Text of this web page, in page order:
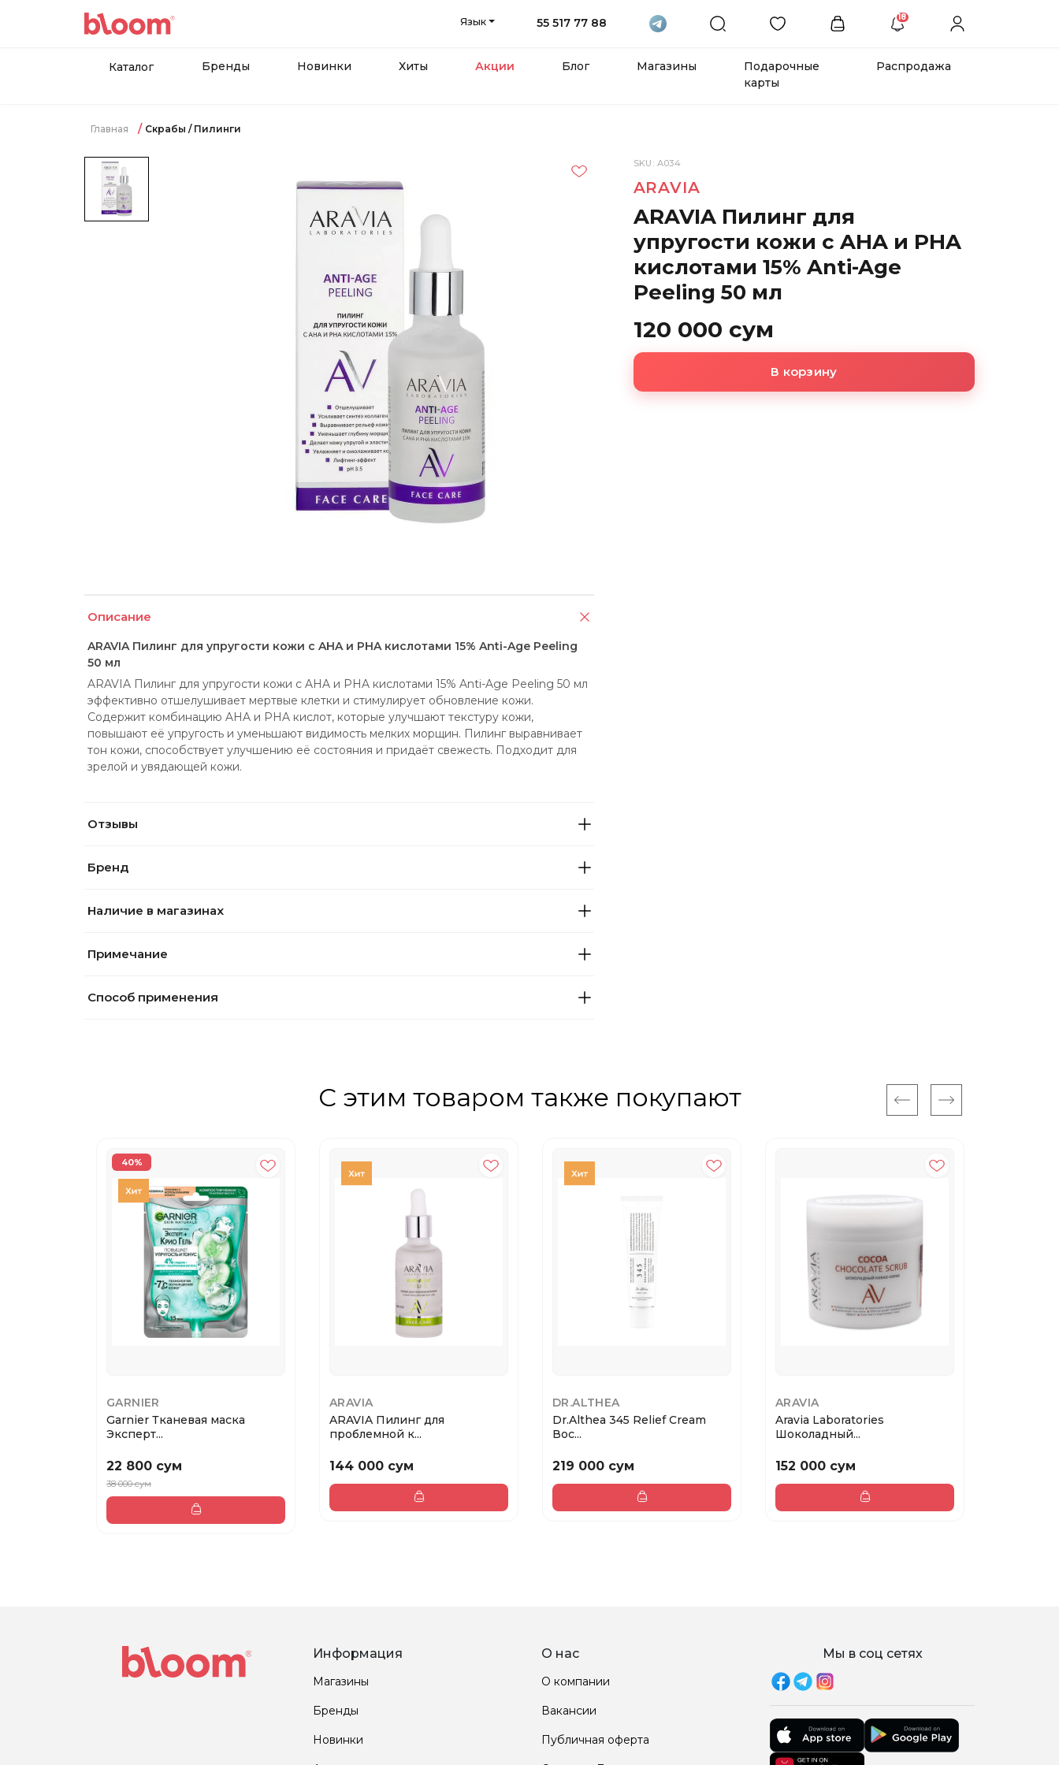
Язык 55 517 77 88 18
Каталог Бренды Новинки Хиты Акции Блог Магазины
Подарочные
карты
Распродажа
Главная Скрабы / Пилинги
Описание
ARAVIA Пилинг для упругости кожи с AHA и PHA кислотами 15% Anti-Age Peeling
50 мл
ARAVIA Пилинг для упругости кожи с AHA и PHA кислотами 15% Anti-Age Peeling 50 мл
эффективно отшелушивает мертвые клетки и стимулирует обновление кожи.
Содержит комбинацию AHA и PHA кислот, которые улучшают текстуру кожи,
повышают её упругость и уменьшают видимость мелких морщин. Пилинг выравнивает
тон кожи, способствует улучшению её состояния и придаёт свежесть. Подходит для
зрелой и увядающей кожи.
Отзывы
Бренд
Наличие в магазинах
Примечание
Способ применения
SKU: А034
ARAVIA
ARAVIA Пилинг для
упругости кожи с AHA и PHA
кислотами 15% Anti-Age
Peeling 50 мл
120 000 сум
В корзину
С этим товаром также покупают
40%
GARNIER
Garnier Тканевая маска
Эксперт...
22 800 сум
38 000 сум
ARAVIA
ARAVIA Пилинг для
проблемной к...
144 000 сум
DR.ALTHEA
Dr.Althea 345 Relief Cream
Вос...
219 000 сум
ARAVIA
Aravia Laboratories
Шоколадный...
152 000 сум
Информация
Магазины
Бренды
Новинки
О нас
О компании
Вакансии
Публичная оферта
Мы в соц сетях